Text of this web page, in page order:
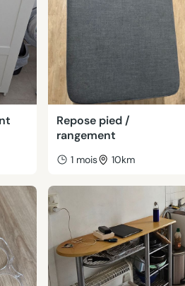
Repose pied /
rangement
1 mois 10km